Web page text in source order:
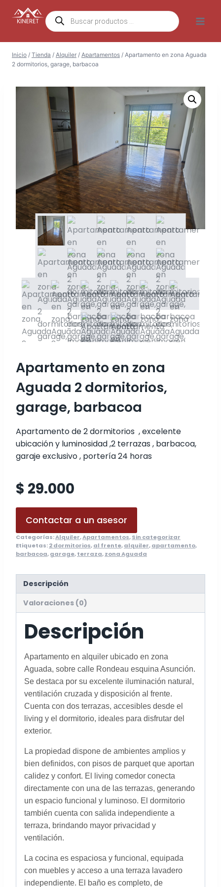
Búsqueda
de
productos
Inicio / Tienda / Alquiler / Apartamentos / Apartamento en zona Aguada
2 dormitorios, garage, barbacoa
Apartamento en zona
Aguada 2 dormitorios,
garage, barbacoa
Apartamento de 2 dormitorios , excelente
ubicación y luminosidad ,2 terrazas , barbacoa,
garaje exclusivo , portería 24 horas
$ 29.000
Contactar a un asesor
Categorías:Alquiler,Apartamentos,Sin categorizar
Etiquetas:2 dormitorios,al frente,alquiler,apartamento,
barbacoa,garage,terraza,zona Aguada
Descripción
Valoraciones (0)
Descripción
Apartamento en alquiler ubicado en zona
Aguada, sobre calle Rondeau esquina Asunción.
Se destaca por su excelente iluminación natural,
ventilación cruzada y disposición al frente.
Cuenta con dos terrazas, accesibles desde el
living y el dormitorio, ideales para disfrutar del
exterior.
La propiedad dispone de ambientes amplios y
bien definidos, con pisos de parquet que aportan
calidez y confort. El living comedor conecta
directamente con una de las terrazas, generando
un espacio funcional y luminoso. El dormitorio
también cuenta con salida independiente a
terraza, brindando mayor privacidad y
ventilación.
La cocina es espaciosa y funcional, equipada
con muebles y acceso a una terraza lavadero
independiente. El baño es completo, de